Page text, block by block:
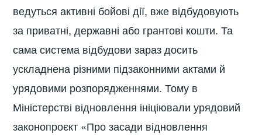
ведуться активні бойові дії, вже відбудовують
за приватні, державні або грантові кошти. Та
сама система відбудови зараз досить
ускладнена різними підзаконними актами й
урядовими розпорядженнями. Тому в
Міністерстві відновлення ініціювали урядовий
законопроєкт «Про засади відновлення